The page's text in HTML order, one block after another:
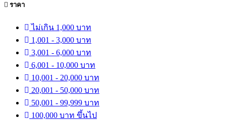
ราคา
ไม่เกิน 1,000 บาท
1,001 - 3,000 บาท
3,001 - 6,000 บาท
6,001 - 10,000 บาท
10,001 - 20,000 บาท
20,001 - 50,000 บาท
50,001 - 99,999 บาท
100,000 บาท ขึ้นไป